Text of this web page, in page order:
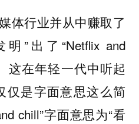
体行业并从中赚取了
”出了“Netflix and
这在年轻一代中听起
仅是字面意思这么简
chill”字面意思为“看